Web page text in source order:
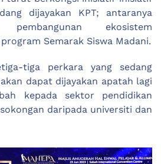
dijayakan KPT; antaranya
ekosistem
Semarak Siswa Madani.
tiga perkara yang sedang
dapat dijayakan apatah lagi
kepada sektor pendidikan
daripada universiti dan